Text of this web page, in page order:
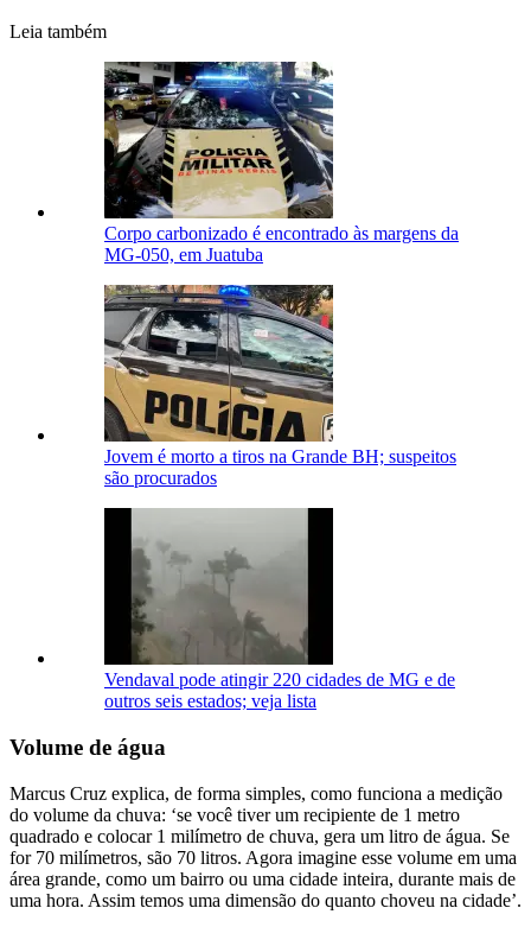
Leia também
Corpo carbonizado é encontrado às margens da
MG-050, em Juatuba
Jovem é morto a tiros na Grande BH; suspeitos
são procurados
Vendaval pode atingir 220 cidades de MG e de
outros seis estados; veja lista
Volume de água
Marcus Cruz explica, de forma simples, como funciona a medição
do volume da chuva: ‘se você tiver um recipiente de 1 metro
quadrado e colocar 1 milímetro de chuva, gera um litro de água. Se
for 70 milímetros, são 70 litros. Agora imagine esse volume em uma
área grande, como um bairro ou uma cidade inteira, durante mais de
uma hora. Assim temos uma dimensão do quanto choveu na cidade’.